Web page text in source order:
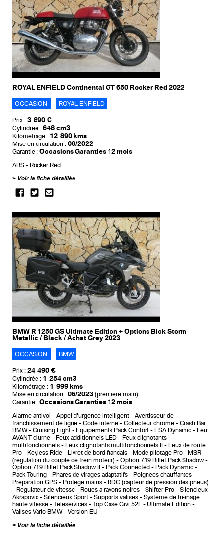
ROYAL ENFIELD Continental GT 650 Rocker Red 2022
OCCASION ROYAL ENFIELD
Prix : 3 890 €
Cylindrée : 648 cm3
Kilométrage : 12 890 kms
Mise en circulation : 08/2022
Garantie : Occasions Garanties 12 mois
ABS
Rocker Red
Voir la fiche détaillée
BMW R 1250 GS Ultimate Edition + Options Blck Storm
Metallic / Black / Achat Grey 2023
OCCASION BMW
Prix : 24 490 €
Cylindrée : 1 254 cm3
Kilométrage : 1 999 kms
Mise en circulation : 06/2023 (première main)
Garantie : Occasions Garanties 12 mois
Alarme antivol Appel d'urgence intelligent
Avertisseur de
franchissement de ligne
Code interne Collecteur chrome
Crash Bar
BMW
Cruising Light Equipements Pack Confort ESA Dynamic
Feu
AVANT diurne
Feux additionnels LED
Feux clignotants
multifonctionnels
Feux clignotants multifonctionnels II
Feux de route
Pro
Keyless Ride Livret de bord francais Mode pilotage Pro
MSR
(regulation du couple de frein moteur)
Option 719 Billet Pack Shadow
Option 719 Billet Pack Shadow II
Pack Connected
Pack Dynamic
Pack Touring
Phares de virages adaptatifs
Poignees chauffantes
Preparation GPS
Protege mains
RDC (capteur de pression des pneus)
Regulateur de vitesse
Roues a rayons noires Shifter Pro
Silencieux
Akrapovic
Silencieux Sport Supports valises
Système de freinage
haute vitesse
Teleservices Top Case Givi 52L
Ultimate Edition
Valises Vario BMW
Version EU
Voir la fiche détaillée